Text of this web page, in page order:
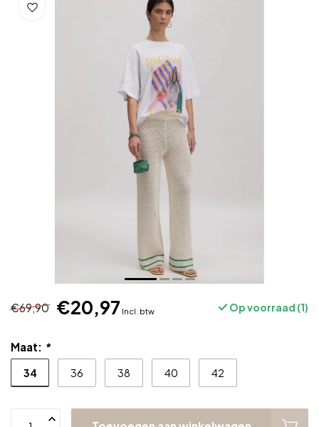
€69,90 €20,97 Incl. btw Op voorraad (1)
Maat: *
34 36 38 40 42